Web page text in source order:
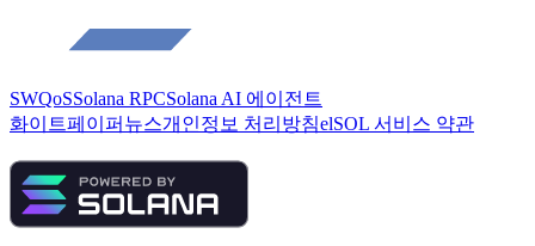
SWQoSSolana RPCSolana AI 에이전트
화이트페이퍼 뉴스개인정보 처리방침elSOL 서비스 약관